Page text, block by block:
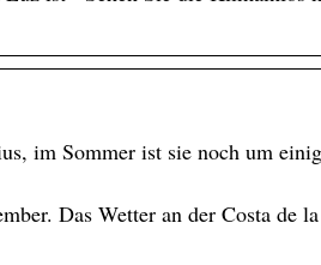
im Sommer ist sie noch um
Das Wetter an der Costa de